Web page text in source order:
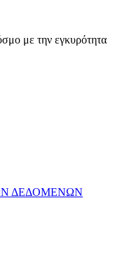
με την εγκυρότητα
ΔΕΔΟΜΕΝΩΝ